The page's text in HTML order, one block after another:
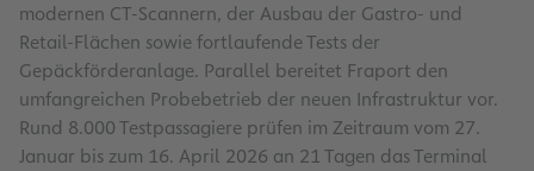
modernen CT-Scannern, der Ausbau der Gastro- und
Retail-Flächen sowie fortlaufende Tests der
Gepäckförderanlage. Parallel bereitet Fraport den
umfangreichen Probebetrieb der neuen Infrastruktur vor.
Rund 8.000 Testpassagiere prüfen im Zeitraum vom 27.
Januar bis zum 16. April 2026 an 21 Tagen das Terminal